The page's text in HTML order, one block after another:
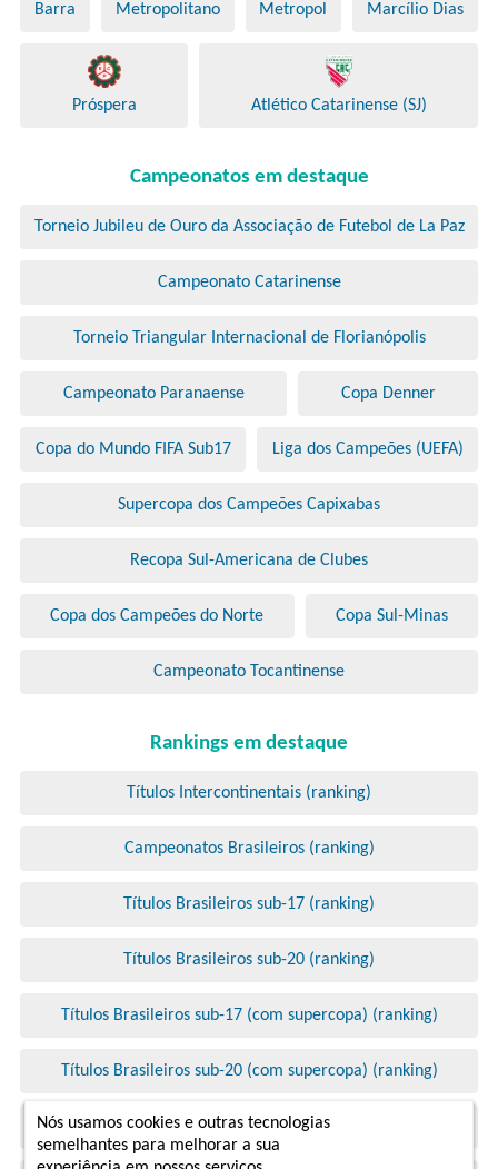
Barra Metropolitano Metropol Marcílio Dias
Próspera Atlético Catarinense (SJ)
Campeonatos em destaque
Torneio Jubileu de Ouro da Associação de Futebol de La Paz
Campeonato Catarinense
Torneio Triangular Internacional de Florianópolis
Campeonato Paranaense Copa Denner
Copa do Mundo FIFA Sub17 Liga dos Campeões (UEFA)
Supercopa dos Campeões Capixabas
Recopa Sul-Americana de Clubes
Copa dos Campeões do Norte Copa Sul-Minas
Campeonato Tocantinense
Rankings em destaque
Títulos Intercontinentais (ranking)
Campeonatos Brasileiros (ranking)
Títulos Brasileiros sub-17 (ranking)
Títulos Brasileiros sub-20 (ranking)
Títulos Brasileiros sub-17 (com supercopa) (ranking)
Títulos Brasileiros sub-20 (com supercopa) (ranking)
Campeonatos Estaduais SUL (ranking)
Nós usamos cookies e outras tecnologias
semelhantes para melhorar a sua